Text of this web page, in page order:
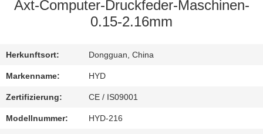
MIT
UNS
IN
VERBINDUNG
Axt-Computer-Druckfeder-Maschinen-
0.15-2.16mm
Herkunftsort: Dongguan, China
Markenname: HYD
Zertifizierung: CE / IS09001
Modellnummer: HYD-216